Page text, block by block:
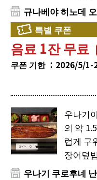
규나베야 히노데
특별 쿠폰
음료 1잔 무료
쿠폰 기한 ：2026/5/
우나기
의 약
럽게 구
장어덮
우나기 쿠로후네